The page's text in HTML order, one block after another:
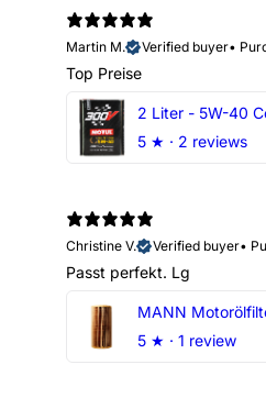
Martin M.
Verified buyer•
Top Preise
5 ★ · 2 reviews
Christine V.
Verified buyer•
Passt perfekt. Lg
5 ★ · 1 review